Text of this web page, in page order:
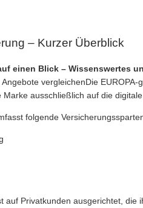
– Kurzer Überblick
einen Blick – Wissenswertes
Die EUROPA-
ausschließlich auf die
folgende
auf Privatkunden ausgerichtet,